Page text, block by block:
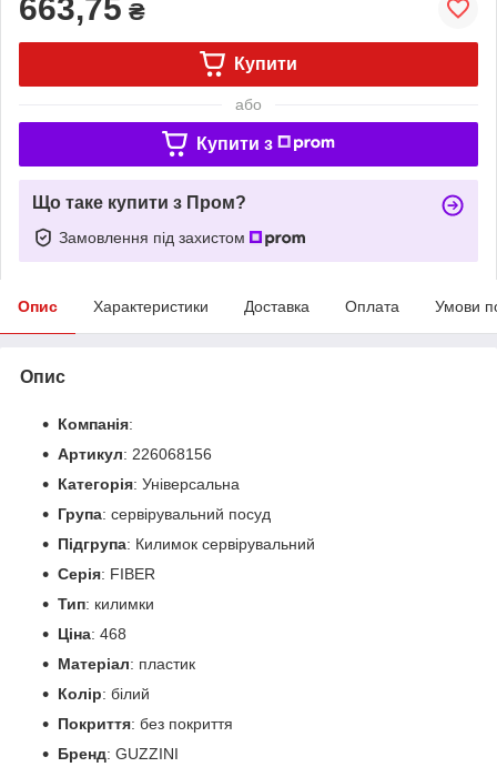
663,75 ₴
Купити
або
Купити з
Що таке купити з Пром?
Замовлення під захистом
Опис Характеристики Доставка Оплата Умови
Опис
Компанія:
Артикул: 226068156
Категорія: Універсальна
Група: сервірувальний посуд
Підгрупа: Килимок сервірувальний
Серія: FIBER
Тип: килимки
Ціна: 468
Матеріал: пластик
Колір: білий
Покриття: без покриття
Бренд: GUZZINI